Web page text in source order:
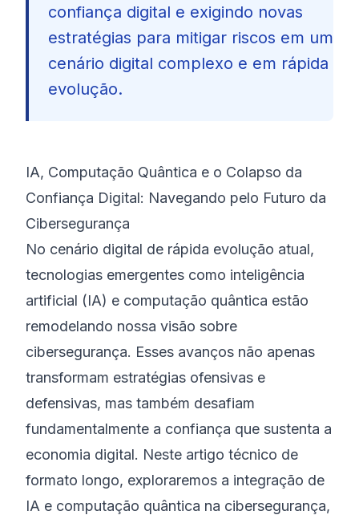
©2026 Bootcamp de Cibersegurança 8200
confiança digital e exigindo novas
estratégias para mitigar riscos em um
cenário digital complexo e em rápida
evolução.
IA, Computação Quântica e o Colapso da
Confiança Digital: Navegando pelo Futuro da
Cibersegurança
No cenário digital de rápida evolução atual,
tecnologias emergentes como inteligência
artificial (IA) e computação quântica estão
remodelando nossa visão sobre
cibersegurança. Esses avanços não apenas
transformam estratégias ofensivas e
defensivas, mas também desafiam
fundamentalmente a confiança que sustenta a
economia digital. Neste artigo técnico de
formato longo, exploraremos a integração de
IA e computação quântica na cibersegurança,